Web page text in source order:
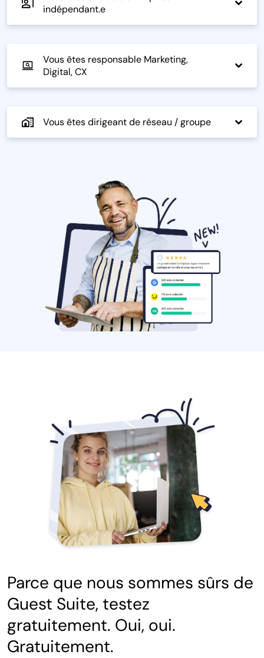
indépendant.e
Vous êtes responsable Marketing,
Digital, CX
Vous êtes dirigeant de réseau / groupe
Parce que nous sommes sûrs de
Guest Suite, testez
gratuitement. Oui, oui.
Gratuitement.